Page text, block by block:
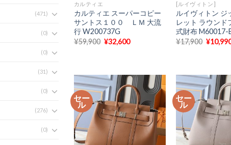
(471)
(0)
(0)
(31)
(0)
(276)
(0)
カルティエ
カルティエ スーパーコピー
サントス１００ ＬＭ 大流
行 W200737G
¥59,900 元
¥59,900
で
し
た。
¥32,600現
は
¥32,600
で
す。
[ルイヴィトン]
ルイヴィトン ジ
レット ラウンド
式財布 M60017-
¥17,900 元
で
し
た。
¥
セー
ル
セー
ル